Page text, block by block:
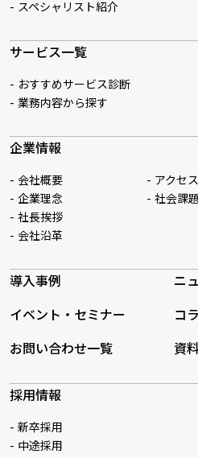
スペシャリスト紹介
サービス一覧
おすすめサービス診断
業務内容から探す
企業情報
会社概要
企業理念
社長挨拶
会社沿革
アクセス
社会課
導入事例
ニ
イベント・セミナー
コ
お問い合わせ一覧
資
採用情報
新卒採用
中途採用